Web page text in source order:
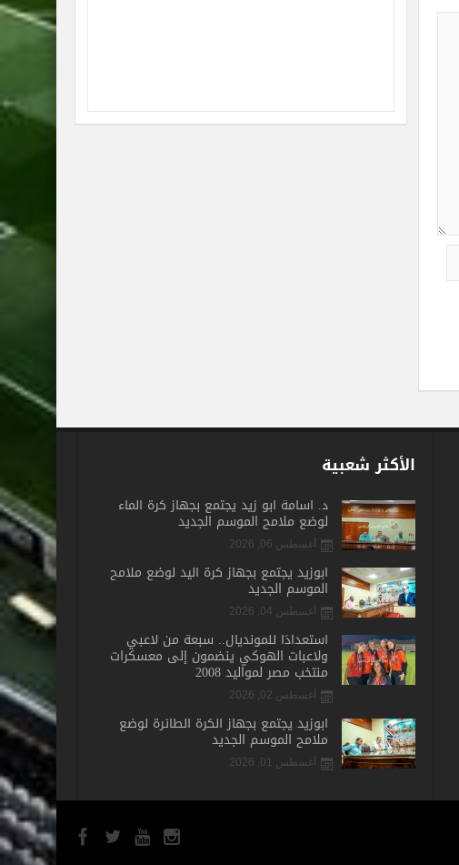
الأكثر شعبية
د. أسامة أبو زيد يجتمع بجهاز كرة الماء
لوضع ملامح الموسم الجديد
أغسطس 06, 2026
أبوزيد يجتمع بجهاز كرة اليد لوضع ملامح
الموسم الجديد
أغسطس 04, 2026
استعدادًا للمونديال.. سبعة من لاعبي
ولاعبات الهوكي ينضمون إلى معسكرات
منتخب مصر لمواليد 2008
أغسطس 02, 2026
أبوزيد يجتمع بجهاز الكرة الطائرة لوضع
ملامح الموسم الجديد
أغسطس 01, 2026